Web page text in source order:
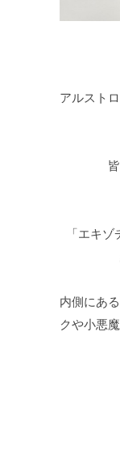
アルスト
「エキ
内側にあ
クや小悪